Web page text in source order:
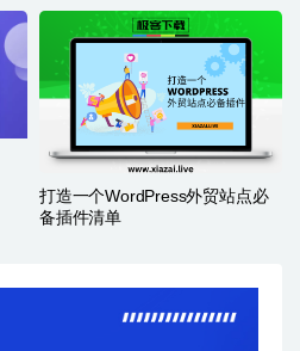
打造一个WordPress外贸站点必
备插件清单